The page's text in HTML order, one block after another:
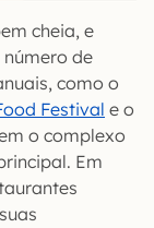
cheia, e
de
como o
Festival e o
o complexo
Em